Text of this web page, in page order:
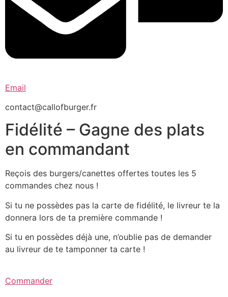
Email
contact@callofburger.fr
Fidélité – Gagne des plats
en commandant
Reçois des burgers/canettes offertes toutes les 5
commandes chez nous !
Si tu ne possèdes pas la carte de fidélité, le livreur te la
donnera lors de ta première commande !
Si tu en possèdes déjà une, n’oublie pas de demander
au livreur de te tamponner ta carte !
Commander